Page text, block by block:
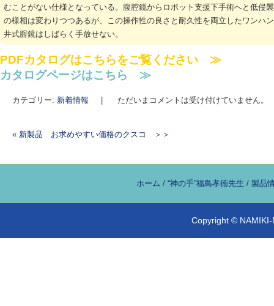
むことがない仕様となっている。腹腔鏡からロボット支援下手術へと低侵
の様相は変わりつつあるが、この操作性の良さと耐久性を両立したワンハ
井式腟鏡はしばらく手放せない。
PDFカタログはこちらをご覧ください ≫
カタログページはこちら ≫
カテゴリー: 新着情報 | ただいまコメントは受け付けていません。
« 新製品 お求めやすい価格のクスコ ＞＞
ホーム /“神の手”福島孝徳先生 /製品
Copyright ©